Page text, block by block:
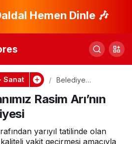
Hemen Dinle 🎶
Sanat
Belediye
Arı’nın Çocuklara
Hediyesi
Rasim Arı’nın
yarıyıl tatilinde olan
vakit geçirmesi amacıyla
Paylaş